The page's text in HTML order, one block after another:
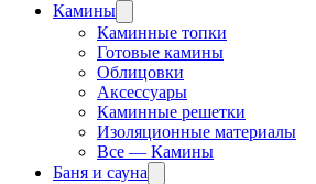
Камины
Каминные топки
Готовые камины
Облицовки
Аксессуары
Каминные решетки
Изоляционные материалы
Все — Камины
Баня и сауна